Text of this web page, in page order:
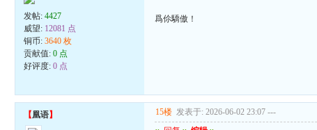
发帖:4427
威望: 12081 点
铜币:3640 枚
贡献值:0 点
好评度:0 点
爲伱驕傲！
【凰语】 15楼 发表于: 2026-06-02 23:07 ---